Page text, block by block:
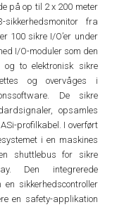
på op til 2 x 200 meter
fra
100 sikre I/O’er under
I/O-moduler som den
to elektronisk sikre
og overvåges i
De sikre
opsamles
profilkabel. I overført
i en maskines
shuttlebus for sikre
Den integrerede
sikkerhedscontroller
en safety-applikation